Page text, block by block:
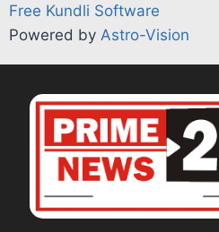
Free Kundli Software
Powered by Astro-Vision